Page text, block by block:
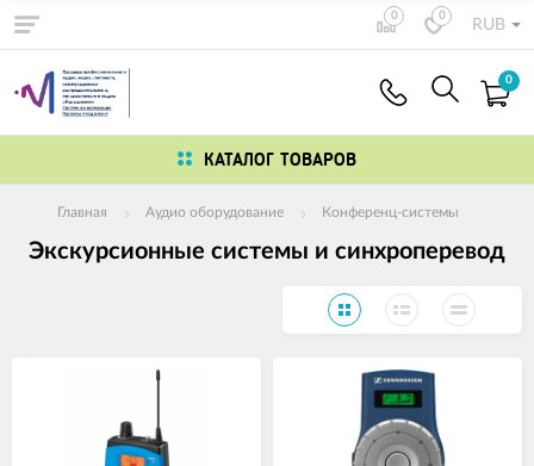
0 0
RUB
0
КАТАЛОГ ТОВАРОВ
Главная Аудио оборудование Конференц-системы
Экскурсионные системы и синхроперевод